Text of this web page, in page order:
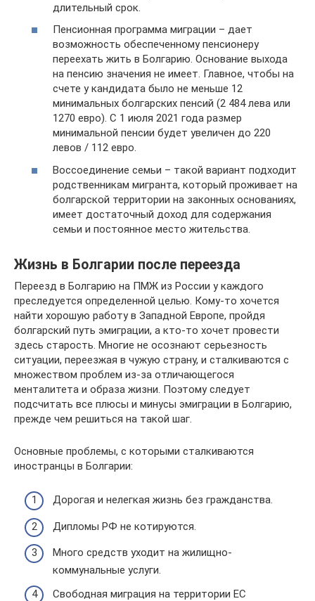
длительный срок.
Пенсионная программа миграции – дает
возможность обеспеченному пенсионеру
переехать жить в Болгарию. Основание выхода
на пенсию значения не имеет. Главное, чтобы на
счете у кандидата было не меньше 12
минимальных болгарских пенсий (2 484 лева или
1270 евро). С 1 июля 2021 года размер
минимальной пенсии будет увеличен до 220
левов / 112 евро.
Воссоединение семьи – такой вариант подходит
родственникам мигранта, который проживает на
болгарской территории на законных основаниях,
имеет достаточный доход для содержания
семьи и постоянное место жительства.
Жизнь в Болгарии после переезда
Переезд в Болгарию на ПМЖ из России у каждого
преследуется определенной целью. Кому-то хочется
найти хорошую работу в Западной Европе, пройдя
болгарский путь эмиграции, а кто-то хочет провести
здесь старость. Многие не осознают серьезность
ситуации, переезжая в чужую страну, и сталкиваются с
множеством проблем из-за отличающегося
менталитета и образа жизни. Поэтому следует
подсчитать все плюсы и минусы эмиграции в Болгарию,
прежде чем решиться на такой шаг.
Основные проблемы, с которыми сталкиваются
иностранцы в Болгарии:
Дорогая и нелегкая жизнь без гражданства.
Дипломы РФ не котируются.
Много средств уходит на жилищно-
коммунальные услуги.
Свободная миграция на территории ЕС